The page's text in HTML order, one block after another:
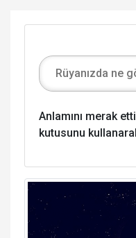
Anlamını merak
kutusunu